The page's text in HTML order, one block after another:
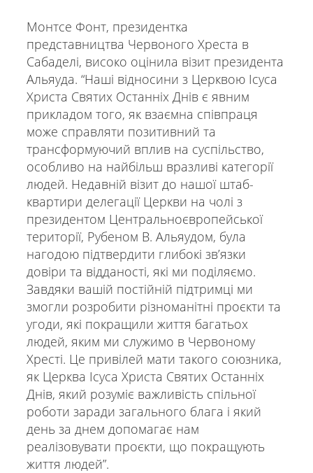
Монтсе Фонт, президентка
представництва Червоного Хреста в
Сабаделі, високо оцінила візит президента
Альяуда. “Наші відносини з Церквою Ісуса
Христа Святих Останніх Днів є явним
прикладом того, як взаємна співпраця
може справляти позитивний та
трансформуючий вплив на суспільство,
особливо на найбільш вразливі категорії
людей. Недавній візит до нашої штаб-
квартири делегації Церкви на чолі з
президентом Центральноєвропейської
території, Рубеном В. Альяудом, була
нагодою підтвердити глибокі звʼязки
довіри та відданості, які ми поділяємо.
Завдяки вашій постійній підтримці ми
змогли розробити різноманітні проєкти та
угоди, які покращили життя багатьох
людей, яким ми служимо в Червоному
Хресті. Це привілей мати такого союзника,
як Церква Ісуса Христа Святих Останніх
Днів, який розуміє важливість спільної
роботи заради загального блага і який
день за днем допомагає нам
реалізовувати проєкти, що покращують
життя людей”.